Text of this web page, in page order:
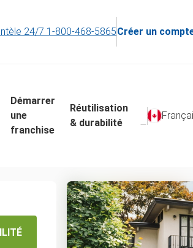
24/7 1-800-468-5865Créer un
Démarrer
une
franchise
Réutilisation
& durabilité